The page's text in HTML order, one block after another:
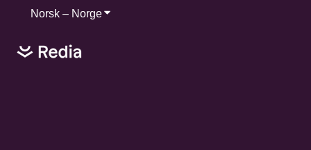
Norsk – NorgeVis undermeny for oversettelser